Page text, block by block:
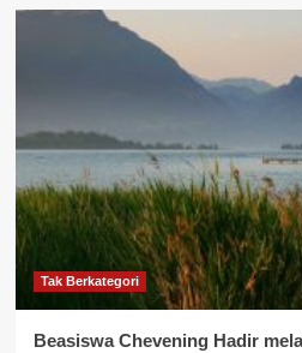
Tak Berkategori
Beasiswa Chevening Hadir